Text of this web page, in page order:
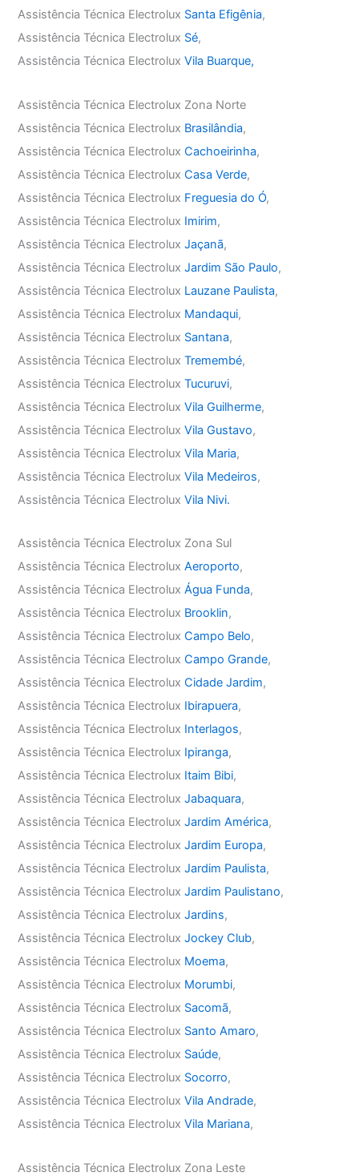
Assistência Técnica Electrolux Santa Efigênia,
Assistência Técnica Electrolux Sé,
Assistência Técnica ElectroluxVila Buarque,
Assistência Técnica Electrolux Zona Norte
Assistência Técnica Electrolux Brasilândia,
Assistência Técnica ElectroluxCachoeirinha,
Assistência Técnica ElectroluxCasa Verde,
Assistência Técnica Electrolux Freguesia do Ó,
Assistência Técnica Electrolux Imirim,
Assistência Técnica ElectroluxJaçanã,
Assistência Técnica ElectroluxJardim São Paulo,
Assistência Técnica Electrolux Lauzane Paulista,
Assistência Técnica Electrolux Mandaqui,
Assistência Técnica Electrolux Santana,
Assistência Técnica ElectroluxTremembé,
Assistência Técnica ElectroluxTucuruvi,
Assistência Técnica ElectroluxVila Guilherme,
Assistência Técnica ElectroluxVila Gustavo,
Assistência Técnica ElectroluxVila Maria,
Assistência Técnica ElectroluxVila Medeiros,
Assistência Técnica ElectroluxVila Nivi.
Assistência Técnica Electrolux Zona Sul
Assistência Técnica ElectroluxAeroporto,
Assistência Técnica ElectroluxÁgua Funda,
Assistência Técnica Electrolux Brooklin,
Assistência Técnica ElectroluxCampo Belo,
Assistência Técnica ElectroluxCampo Grande,
Assistência Técnica ElectroluxCidade Jardim,
Assistência Técnica Electrolux Ibirapuera,
Assistência Técnica Electrolux Interlagos,
Assistência Técnica Electrolux Ipiranga,
Assistência Técnica Electrolux Itaim Bibi,
Assistência Técnica ElectroluxJabaquara,
Assistência Técnica ElectroluxJardim América,
Assistência Técnica ElectroluxJardim Europa,
Assistência Técnica ElectroluxJardim Paulista,
Assistência Técnica ElectroluxJardim Paulistano,
Assistência Técnica ElectroluxJardins,
Assistência Técnica ElectroluxJockey Club,
Assistência Técnica Electrolux Moema,
Assistência Técnica Electrolux Morumbi,
Assistência Técnica Electrolux Sacomã,
Assistência Técnica Electrolux Santo Amaro,
Assistência Técnica Electrolux Saúde,
Assistência Técnica Electrolux Socorro,
Assistência Técnica ElectroluxVila Andrade,
Assistência Técnica ElectroluxVila Mariana,
Assistência Técnica Electrolux Zona Leste